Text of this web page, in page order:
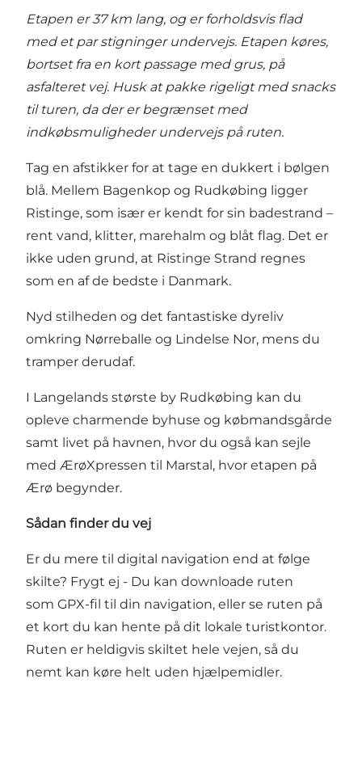
Etapen er 37 km lang, og er forholdsvis flad
med et par stigninger undervejs. Etapen køres,
bortset fra en kort passage med grus, på
asfalteret vej. Husk at pakke rigeligt med snacks
til turen, da der er begrænset med
indkøbsmuligheder undervejs på ruten.
Tag en afstikker for at tage en dukkert i bølgen
blå. Mellem Bagenkop og Rudkøbing ligger
Ristinge, som især er kendt for sin badestrand –
rent vand, klitter, marehalm og blåt flag. Det er
ikke uden grund, at Ristinge Strand regnes
som en af de bedste i Danmark.
Nyd stilheden og det fantastiske dyreliv
omkring Nørreballe og Lindelse Nor, mens du
tramper derudaf.
I Langelands største by Rudkøbing kan du
opleve charmende byhuse og købmandsgårde
samt livet på havnen, hvor du også kan sejle
med ÆrøXpressen til Marstal, hvor etapen på
Ærø begynder.
Sådan finder du vej
Er du mere til digital navigation end at følge
skilte? Frygt ej - Du kan downloade ruten
som GPX-fil til din navigation, eller se ruten på
et kort du kan hente på dit lokale turistkontor.
Ruten er heldigvis skiltet hele vejen, så du
nemt kan køre helt uden hjælpemidler.